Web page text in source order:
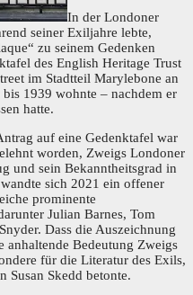
In der Londoner
seiner Exiljahre lebte,
zu seinem Gedenken
des English Heritage Trust
im Stadtteil Marylebone an
1939 wohnte – nachdem er
hatte.
auf eine Gedenktafel war
worden, Zweigs Londoner
und sein Bekanntheitsgrad in
sich 2021 ein offener
prominente
Julian Barnes, Tom
Dass die Auszeichnung
Bedeutung Zweigs
für die Literatur des Exils,
Susan Skedd betonte.